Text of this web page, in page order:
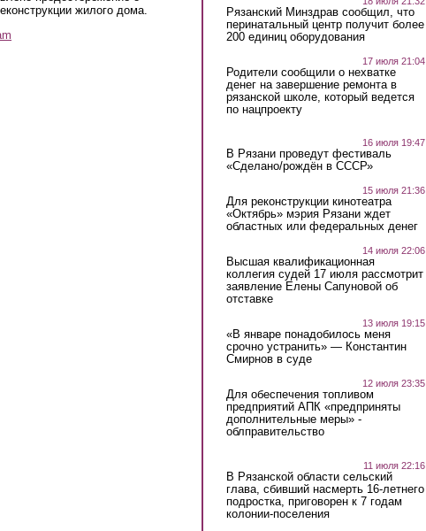
жилого дома.
Рязанский Минздрав сообщил, что
перинатальный центр получит более
200 единиц оборудования
17 июля 21:04
Родители сообщили о нехватке
денег на завершение ремонта в
рязанской школе, который ведется
по нацпроекту
16 июля 19:47
В Рязани проведут фестиваль
«Сделано/рождён в СССР»
15 июля 21:36
Для реконструкции кинотеатра
«Октябрь» мэрия Рязани ждет
областных или федеральных денег
14 июля 22:06
Высшая квалификационная
коллегия судей 17 июля рассмотрит
заявление Елены Сапуновой об
отставке
13 июля 19:15
«В январе понадобилось меня
срочно устранить» — Константин
Смирнов в суде
12 июля 23:35
Для обеспечения топливом
предприятий АПК «предприняты
дополнительные меры» -
облправительство
11 июля 22:16
В Рязанской области сельский
глава, сбивший насмерть 16-летнего
подростка, приговорен к 7 годам
колонии-поселения